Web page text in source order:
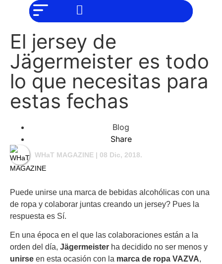
Entrevistas
Foodie
Cultura
Mix
Barras
Del
Mes
PERO IGUAL
El jersey de
Jägermeister es todo
lo que necesitas para
estas fechas
Blog
Share
WHaT MAGAZINE | 08 Dic, 2018.
Puede unirse una marca de bebidas alcohólicas con una
de ropa y colaborar juntas creando un jersey? Pues la
respuesta es Sí.
En una época en el que las colaboraciones están a la
orden del día, Jägermeister ha decidido no ser menos y
unirse en esta ocasión con la marca de ropa VAZVA,